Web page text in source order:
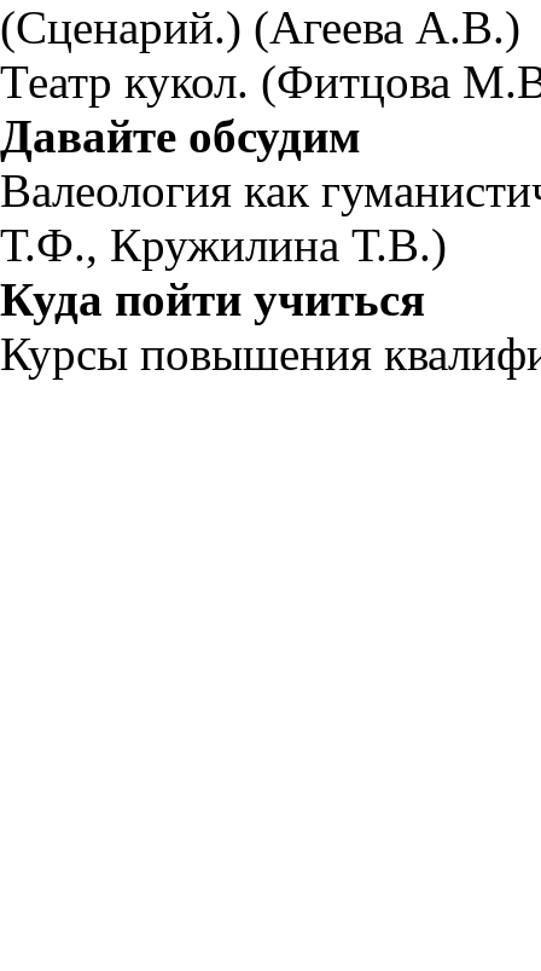
(Сценарий.) (Агеева А.В.)
Театр кукол. (Фитцова
Давайте обсудим
Валеология как
Т.Ф., Кружилина Т.В.)
Куда пойти учиться
Курсы повышения